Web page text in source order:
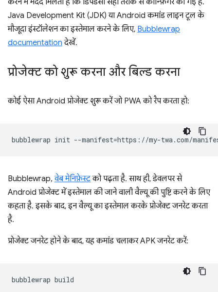
करने में मदद मिलती है कि डिपेंडेंसी सही तरीके से कॉन्फ़िगर की गई हैं.
Java Development Kit (JDK) या Android कमांड लाइन टूल के
मौजूदा इंस्टॉलेशन का इस्तेमाल करने के लिए, Bubblewrap
documentation देखें.
प्रोजेक्ट को शुरू करना और बिल्ड करना
कोई ऐसा Android प्रोजेक्ट शुरू करें जो PWA को रैप करता हो:
bubblewrap init --manifest=
Bubblewrap,वेब मेनिफ़ेस्टको पढ़ता है. साथ ही, डेवलपर से
Android प्रोजेक्ट में इस्तेमाल की जाने वाली वैल्यू की पुष्टि करने के लिए
कहता है. इसके बाद, इन वैल्यू का इस्तेमाल करके प्रोजेक्ट जनरेट करता
है.
प्रोजेक्ट जनरेट होने के बाद, यह कमांड चलाकर APK जनरेट करें:
bubblewrap